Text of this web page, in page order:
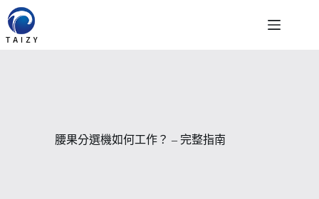
至
主
腰果分選機如何工作？ – 完整指南